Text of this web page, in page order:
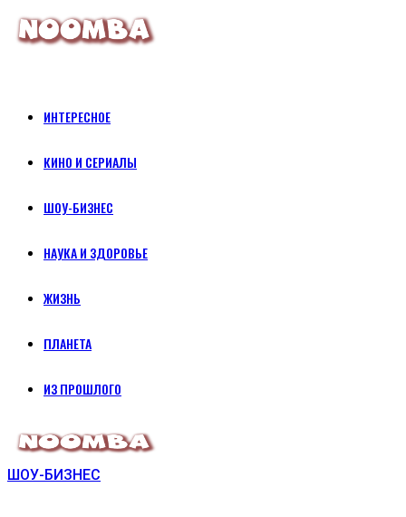
ИНТЕРЕСНОЕ
КИНО И СЕРИАЛЫ
ШОУ-БИЗНЕС
НАУКА И ЗДОРОВЬЕ
ЖИЗНЬ
ПЛАНЕТА
ИЗ ПРОШЛОГО
ШОУ-БИЗНЕС